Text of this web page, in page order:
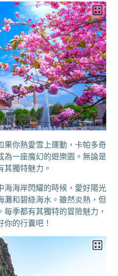
果你熱愛雪上運動，卡帕多奇
為一座魔幻的遊樂園。無論是
其獨特魅力。
海海岸閃耀的時候，愛好陽光
灘和碧綠海水。雖然炎熱，但
季都有其獨特的冒險魅力，
的行囊吧！